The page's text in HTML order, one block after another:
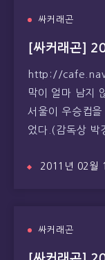
싸커래곤
[싸커래곤]
http://
막이 얼마 남지
서울이 우승컵
었다.(감독상
2011년 02월
싸커래곤